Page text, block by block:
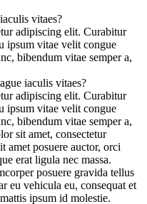
vitaes?
adipiscing elit. Curabitur
ipsum vitae velit congue
bibendum vitae semper a,
iaculis vitaes?
adipiscing elit. Curabitur
ipsum vitae velit congue
bibendum vitae semper a,
sit amet, consectetur
posuere auctor, orci
erat ligula nec massa.
posuere gravida tellus
eu vehicula eu, consequat et
ipsum id molestie.